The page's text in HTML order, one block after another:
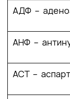
проблем,
(группы
состояния
состояний)
АДФ –
АНФ –
АСТ –